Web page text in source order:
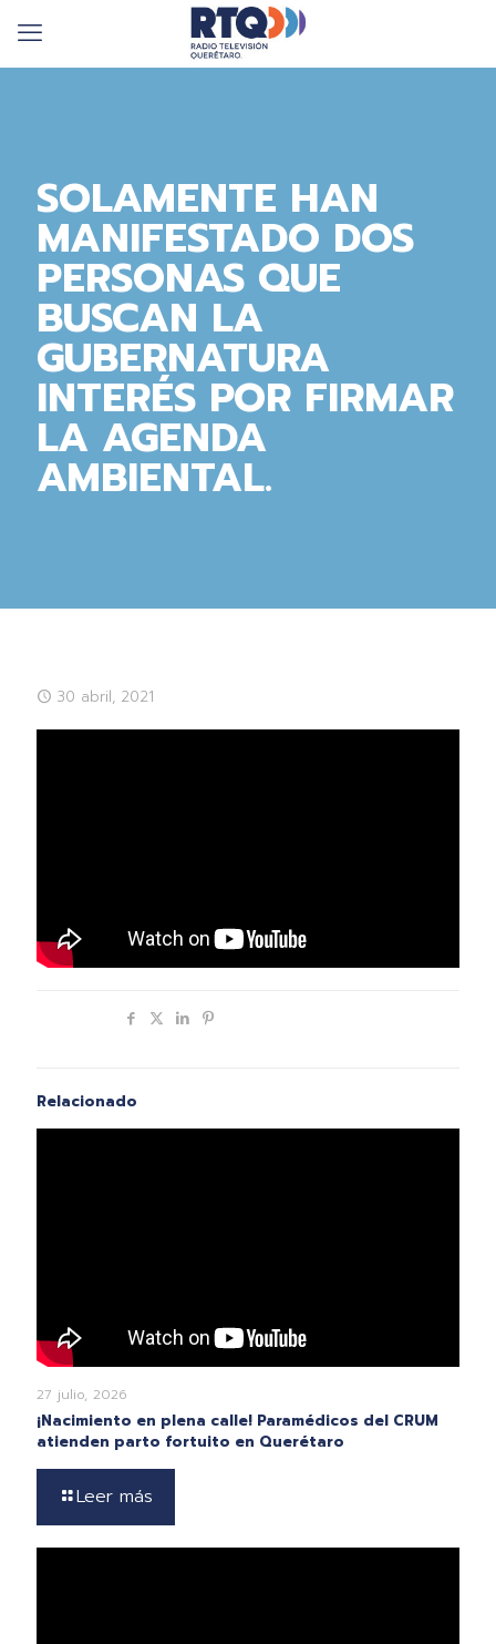
SOLAMENTE HAN
MANIFESTADO DOS
PERSONAS QUE
BUSCAN LA
GUBERNATURA
INTERÉS POR FIRMAR
LA AGENDA
AMBIENTAL.
30 abril, 2021
Relacionado
27 julio, 2026
¡Nacimiento en plena calle! Paramédicos del CRUM
atienden parto fortuito en Querétaro
Leer más